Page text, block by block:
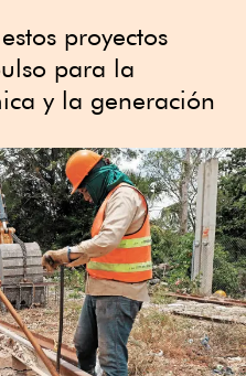
proyectos
para la
y la generación